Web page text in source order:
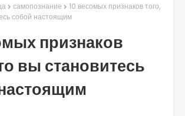
самопознание
10 весомых признаков того,
собой настоящим
признаков
вы становитесь